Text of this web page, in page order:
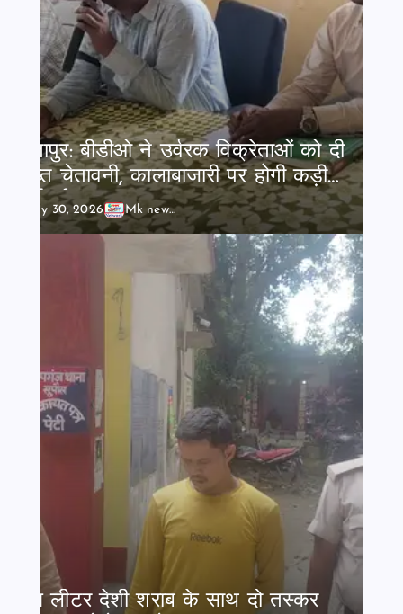
छातापुर: बीडीओ ने उर्वरक विक्रेताओं को दी
सख्त चेतावनी, कालाबाजारी पर होगी कड़ी
कार्रवाई।
July 30, 2026 Mk news India
बीस लीटर देशी शराब के साथ दो तस्कर